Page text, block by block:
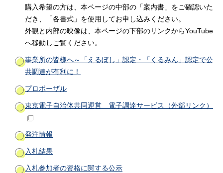
購入希望の方は、本ページの中部の「案内書」をご確認いた
だき、「各書式」を使用してお申し込みください。
外観と内部の映像は、本ページの下部のリンクからYouTube
へ移動しご覧ください。
事業所の皆様へ～「えるぼし」認定・「くるみん」認定で公
共調達が有利に！
プロポーザル
東京電子自治体共同運営 電子調達サービス （外部リンク）
発注情報
入札結果
入札参加者の資格に関する公示